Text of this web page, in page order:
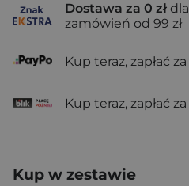
Dostawa za 0 zł dla
zamówień od 99 zł
Kup teraz, zapłać za
Kup teraz, zapłać za
Kup w zestawie